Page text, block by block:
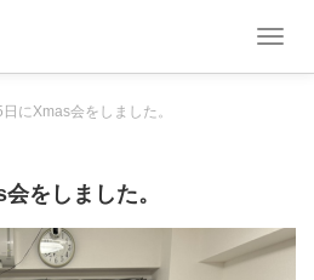
T
a
v
にXmas会をしました。
をしました。